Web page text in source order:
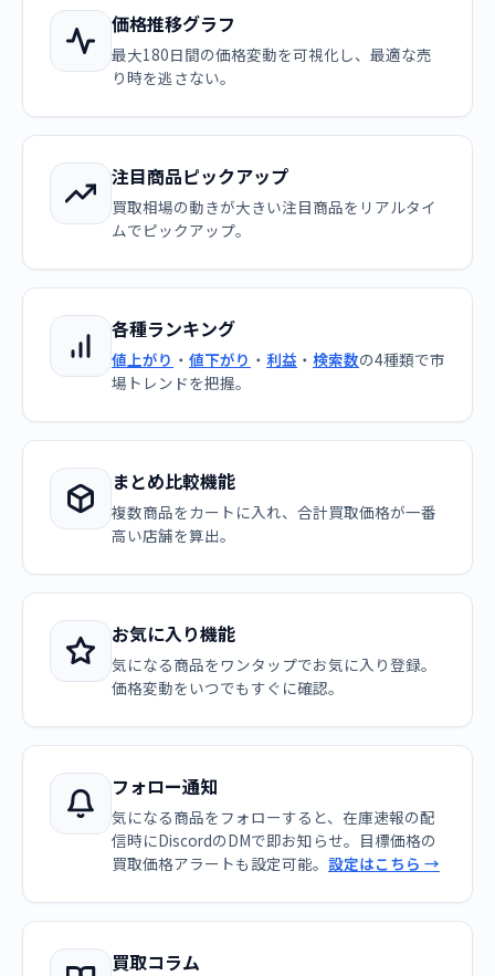
価格推移グラフ
最大180日間の価格変動を可視化し、最適な売
り時を逃さない。
注目商品ピックアップ
買取相場の動きが大きい注目商品をリアルタイ
ムでピックアップ。
各種ランキング
値上がり ・ 値下がり ・ 利益 ・ 検索数の4種類で市
場トレンドを把握。
まとめ比較機能
複数商品をカートに入れ、合計買取価格が一番
高い店舗を算出。
お気に入り機能
気になる商品をワンタップでお気に入り登録。
価格変動をいつでもすぐに確認。
フォロー通知
気になる商品をフォローすると、在庫速報の配
信時にDiscordのDMで即お知らせ。目標価格の
買取価格アラートも設定可能。 設定はこちら →
買取コラム